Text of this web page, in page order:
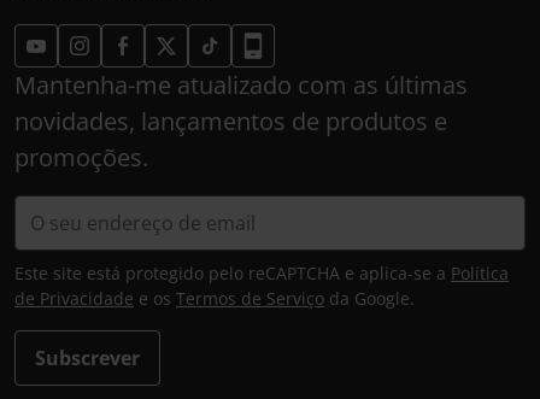
Mantenha-me atualizado com as últimas
novidades, lançamentos de produtos e
promoções.
Subscrever
Este site está protegido pelo reCAPTCHA e aplica-se a Política
de Privacidade e os Termos de Serviço da Google.